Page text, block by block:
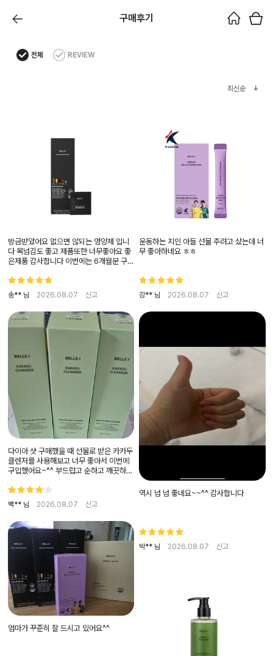
구매후기
전체 REVIEW
최신순
방금받았어요 없으면 않되는 영양제 입니
다 목넘김도 좋고 제품또한 너무좋아요 좋
은제품 감사합니다 이번에는 6개월분 구매
송** 님 2026.08.07 신고
운동하는 지인 아들 선물 주려고 샀는데 너
무 좋아하네요 ㅎㅎ
강** 님 2026.08.07 신고
다이아 샷 구매했을 때 선물로 받은 카카두
클렌저를 사용해보고 너무 좋아서 이번에
구입했어요~^^ 부드럽고 순하고 깨끗하고
한 가격에 구입하게 되어서 너무 좋아요
~^^
백** 님 2026.08.07 신고
역시 넘 넘 좋네요~~^^ 감사합니다
박** 님 2026.08.07 신고
엄마가 꾸준히 잘 드시고 있어요^^